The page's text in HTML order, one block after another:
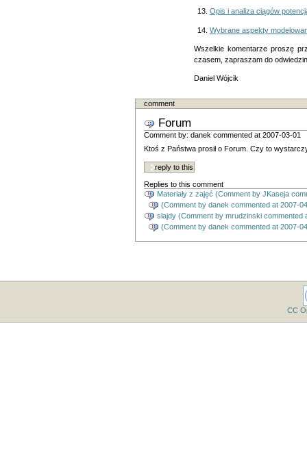
Opis i analiza ciągów
Wybrane aspekty
Wszelkie komentarze proszę
czasem, zapraszam do
Daniel Wójcik
comment
Forum
Comment by: danek commented at2007-03-01
Ktoś z Państwa prosił o Forum. Czy to
Replies to this comment
Materiały z zajęć (Comment byJKaseja
(Comment bydanek commented at2007-
slajdy (Comment bymrudzinski commented
(Comment bydanek commented at2007-
CC